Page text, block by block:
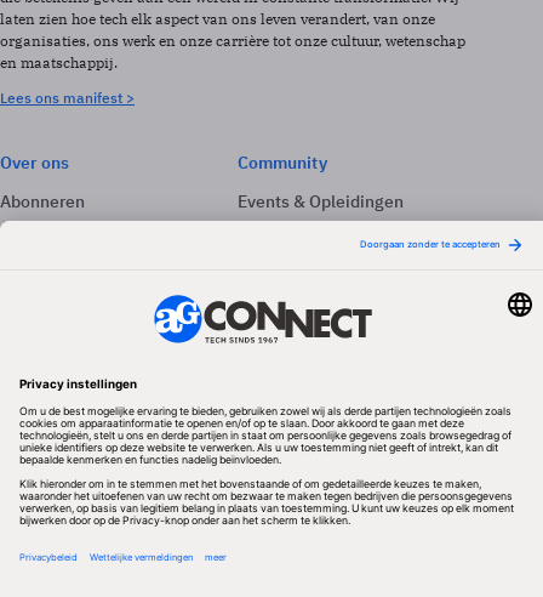
laten zien hoe tech elk aspect van ons leven verandert, van onze
organisaties, ons werk en onze carrière tot onze cultuur, wetenschap
en maatschappij.
Lees ons manifest >
Over ons
Abonneren
Adverteren
Community
Events & Opleidingen
Nieuwsbrieven
Volg ons
Redactionele partner